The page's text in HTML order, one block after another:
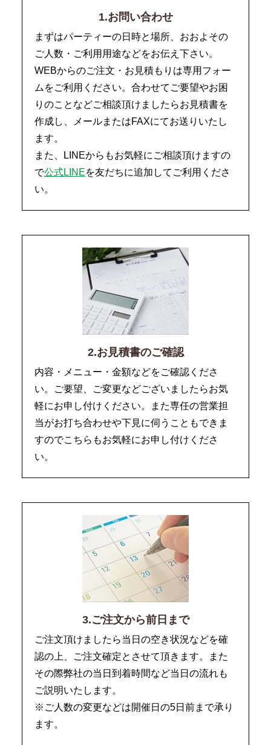
1.お問い合わせ
まずはパーティーの日時と場所、おおよその
ご人数・ご利用用途などをお伝え下さい。
WEBからのご注文・お見積もりは専用フォー
ムをご利用ください。合わせてご要望やお困
りのことなどご相談頂けましたらお見積書を
作成し、メールまたはFAXにてお送りいたし
ます。
また、LINEからもお気軽にご相談頂けますの
で公式LINEを友だちに追加してご利用くださ
い。
2.お見積書のご確認
内容・メニュー・金額などをご確認くださ
い。ご要望、ご変更などございましたらお気
軽にお申し付けください。また専任の営業担
当がお打ち合わせや下見に伺うこともできま
すのでこちらもお気軽にお申し付けくださ
い。
3.ご注文から前日まで
ご注文頂けましたら当日の空き状況などを確
認の上、ご注文確定とさせて頂きます。また
その際弊社の当日到着時間など当日の流れも
ご説明いたします。
※ご人数の変更などは開催日の5日前まで承り
ます。